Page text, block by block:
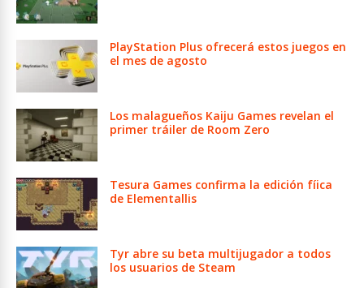
PlayStation Plus ofrecerá estos juegos en
el mes de agosto
Los malagueños Kaiju Games revelan el
primer tráiler de Room Zero
Tesura Games confirma la edición fíica
de Elementallis
Tyr abre su beta multijugador a todos
los usuarios de Steam